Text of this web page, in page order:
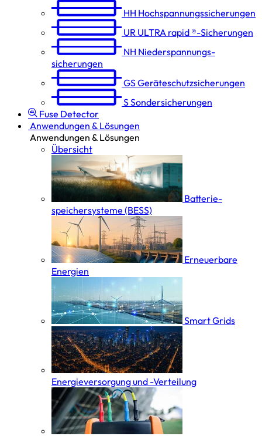
HH Hochspannungs­sicherungen
UR ULTRA rapid ®-Sicherungen
NH Niederspannungs­
sicherungen
GSGeräteschutz­sicherungen
SSondersicherungen
Fuse Detector
Anwendungen & Lösungen
Anwendungen & Lösungen
Übersicht
Batterie­
speicher­systeme (BESS)
Erneuerbare
Energien
Smart Grids
Energieversorgung und -Verteilung